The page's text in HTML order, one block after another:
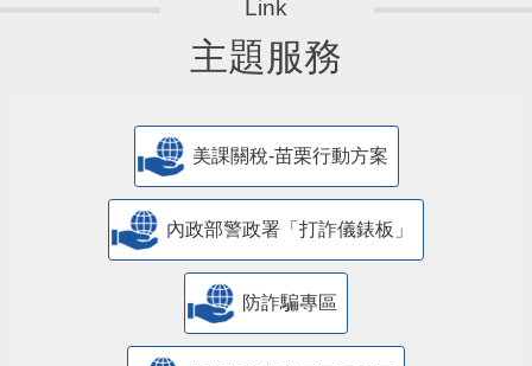
主題服務
美課關稅-苗栗行動方案
內政部警政署「打詐儀錶板」
防詐騙專區